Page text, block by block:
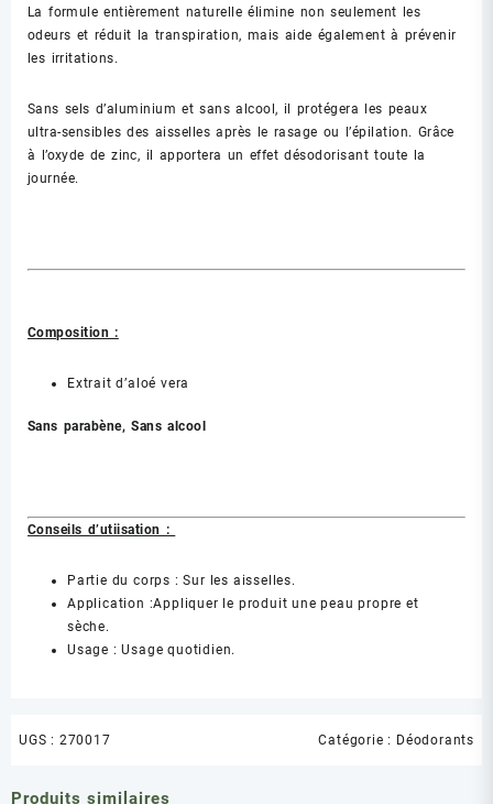
La formule entièrement naturelle élimine non seulement les
odeurs et réduit la transpiration, mais aide également à prévenir
les irritations.
Sans sels d’aluminium et sans alcool, il protégera les peaux
ultra-sensibles des aisselles après le rasage ou l’épilation. Grâce
à l’oxyde de zinc, il apportera un effet désodorisant toute la
journée.
Composition :
Extrait d’aloé vera
Sans parabène, Sans alcool
Conseils d’utiisation :
Partie du corps : Sur les aisselles.
Application :Appliquer le produit une peau propre et
sèche.
Usage : Usage quotidien.
UGS : 270017 Catégorie : Déodorants
Produits similaires